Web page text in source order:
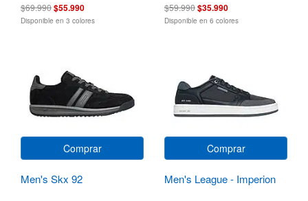
$69.990$55.990
Disponible en 3 colores
$59.990$35.990
Disponible en 6 colores
Comprar
Men's Skx 92
Comprar
Men's League - Imperion